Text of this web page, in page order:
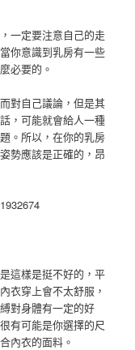
一定要注意自己的走
你意識到乳房有一些
必要的。
對自己議論，但是其
，可能就會給人一種
。所以，在你的乳房
勢應該是正確的，昂
這樣是挺不好的，平
衣穿上會不太舒服，
對身體有一定的好
有可能是你選擇的尺
內衣的面料。